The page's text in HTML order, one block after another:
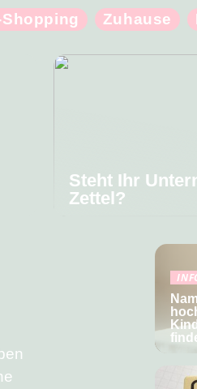
Zuhause
Steht Ihr
Zettel?